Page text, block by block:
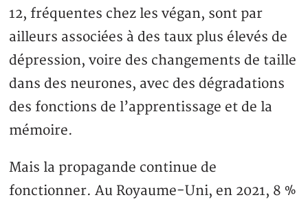
12, fréquentes chez les végan, sont par
ailleurs associées à des taux plus élevés de
dépression, voire des changements de taille
dans des neurones, avec des dégradations
des fonctions de l’apprentissage et de la
mémoire.
Mais la propagande continue de
fonctionner. Au Royaume-Uni, en 2021, 8 %